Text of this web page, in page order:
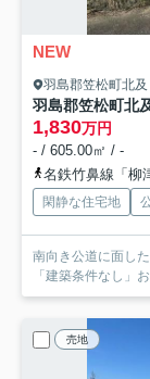
NEW
羽島郡笠松町北及
羽島郡笠松町北
1,830万円
- / 605.00㎡ / -
名鉄竹鼻線「柳
閑静な住宅地
南向き公道に面し
「建築条件なし」
売地